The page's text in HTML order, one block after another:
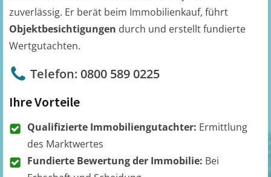
zuverlässig. Er berät beim Immobilienkauf, führt
Objektbesichtigungen durch und erstellt fundierte
Wertgutachten.
Telefon: 0800 589 0225
Ihre Vorteile
Qualifizierte Immobiliengutachter: Ermittlung
des Marktwertes
Fundierte Bewertung der Immobilie: Bei